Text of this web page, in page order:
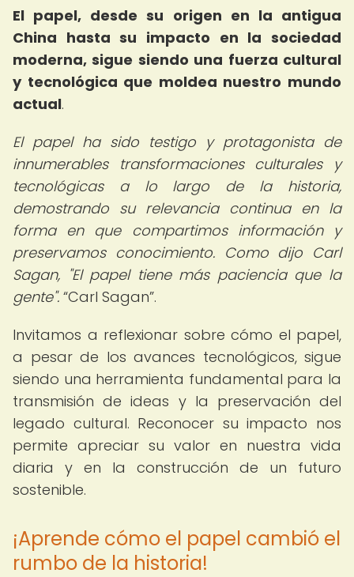
El papel, desde su origen en la antigua
China hasta su impacto en la sociedad
moderna, sigue siendo una fuerza cultural
y tecnológica que moldea nuestro mundo
actual.
El papel ha sido testigo y protagonista de
innumerables transformaciones culturales y
tecnológicas a lo largo de la historia,
demostrando su relevancia continua en la
forma en que compartimos información y
preservamos conocimiento. Como dijo Carl
Sagan, "El papel tiene más paciencia que la
gente". Carl Sagan .
Invitamos a reflexionar sobre cómo el papel,
a pesar de los avances tecnológicos, sigue
siendo una herramienta fundamental para la
transmisión de ideas y la preservación del
legado cultural. Reconocer su impacto nos
permite apreciar su valor en nuestra vida
diaria y en la construcción de un futuro
sostenible.
¡Aprende cómo el papel cambió el
rumbo de la historia!